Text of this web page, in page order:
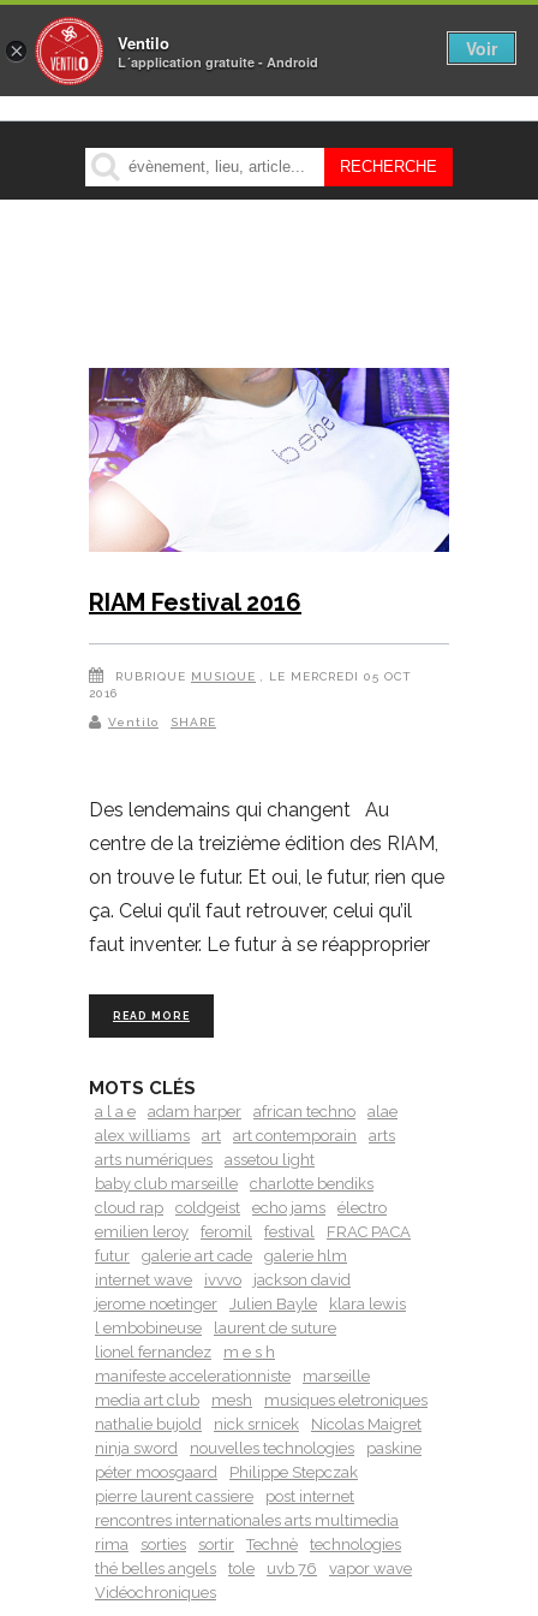
MENU
RIAM Festival 2016
RUBRIQUE MUSIQUE
, LE MERCREDI 05 OCT
2016
Ventilo SHARE
Des lendemains qui changent Au
centre de la treizième édition des RIAM,
on trouve le futur. Et oui, le futur, rien que
ça. Celui qu’il faut retrouver, celui qu’il
faut inventer. Le futur à se réapproprier
READ MORE
MOTS CLÉS
a l a e adam harper african techno
alae
alex williams
art art contemporain
arts
arts numériques
assetou light
baby club marseille
charlotte bendiks
cloud rap
coldgeist echo jams
électro
emilien leroy
feromil festival
FRAC PACA
futur
galerie art cade
galerie hlm
internet wave
ivvvo
jackson david
jerome noetinger
Julien Bayle
klara lewis
l embobineuse
laurent de suture
lionel fernandez
m e s h
manifeste accelerationniste
marseille
media art club
mesh
musiques eletroniques
nathalie bujold
nick srnicek
Nicolas Maigret
ninja sword
nouvelles technologies
paskine
péter moosgaard
Philippe Stepczak
pierre laurent cassiere
post internet
rencontres internationales arts multimedia
rima
sorties sortir Technè
technologies
thé belles angels
tole uvb 76
vapor wave
Vidéochroniques
× Ventilo
L´application gratuite - Android
Voir